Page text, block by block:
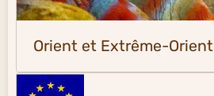
Orient et Extrême-Orient